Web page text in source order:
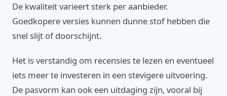
De kwaliteit varieert sterk per aanbieder.
Goedkopere versies kunnen dunne stof hebben die
snel slijt of doorschijnt.
Het is verstandig om recensies te lezen en eventueel
iets meer te investeren in een stevigere uitvoering.
De pasvorm kan ook een uitdaging zijn, vooral bij